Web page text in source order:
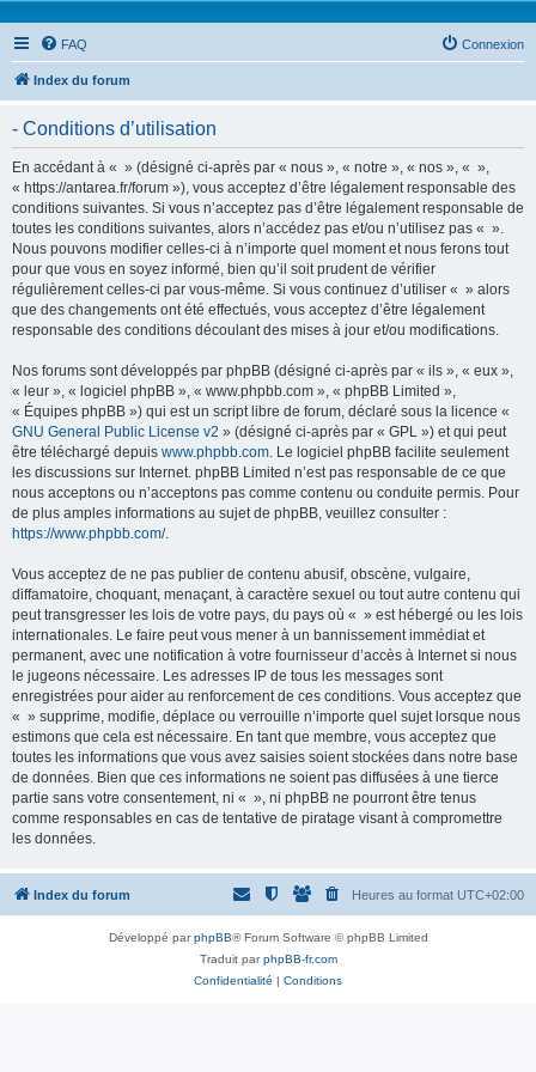
FAQ Connexion
Index du forum
- Conditions d’utilisation
En accédant à « » (désigné ci-après par « nous », « notre », « nos », « »,
« https://antarea.fr/forum »), vous acceptez d’être légalement responsable des
conditions suivantes. Si vous n’acceptez pas d’être légalement responsable de
toutes les conditions suivantes, alors n’accédez pas et/ou n’utilisez pas « ».
Nous pouvons modifier celles-ci à n’importe quel moment et nous ferons tout
pour que vous en soyez informé, bien qu’il soit prudent de vérifier
régulièrement celles-ci par vous-même. Si vous continuez d’utiliser « » alors
que des changements ont été effectués, vous acceptez d’être légalement
responsable des conditions découlant des mises à jour et/ou modifications.
Nos forums sont développés par phpBB (désigné ci-après par « ils », « eux »,
« leur », « logiciel phpBB », « www.phpbb.com », « phpBB Limited »,
« Équipes phpBB ») qui est un script libre de forum, déclaré sous la licence «
GNU General Public License v2 » (désigné ci-après par « GPL ») et qui peut
être téléchargé depuis www.phpbb.com. Le logiciel phpBB facilite seulement
les discussions sur Internet. phpBB Limited n’est pas responsable de ce que
nous acceptons ou n’acceptons pas comme contenu ou conduite permis. Pour
de plus amples informations au sujet de phpBB, veuillez consulter :
https://www.phpbb.com/.
Vous acceptez de ne pas publier de contenu abusif, obscène, vulgaire,
diffamatoire, choquant, menaçant, à caractère sexuel ou tout autre contenu qui
peut transgresser les lois de votre pays, du pays où « » est hébergé ou les lois
internationales. Le faire peut vous mener à un bannissement immédiat et
permanent, avec une notification à votre fournisseur d’accès à Internet si nous
le jugeons nécessaire. Les adresses IP de tous les messages sont
enregistrées pour aider au renforcement de ces conditions. Vous acceptez que
« » supprime, modifie, déplace ou verrouille n’importe quel sujet lorsque nous
estimons que cela est nécessaire. En tant que membre, vous acceptez que
toutes les informations que vous avez saisies soient stockées dans notre base
de données. Bien que ces informations ne soient pas diffusées à une tierce
partie sans votre consentement, ni « », ni phpBB ne pourront être tenus
comme responsables en cas de tentative de piratage visant à compromettre
les données.
Index du forum Heures au format UTC+02:00
Développé parphpBB® Forum Software © phpBB Limited
Traduit parphpBB-fr.com
Confidentialité | Conditions